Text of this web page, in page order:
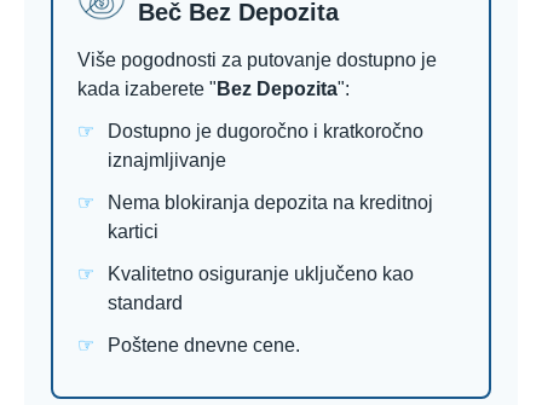
Beč Bez Depozita
Više pogodnosti za putovanje dostupno je
kada izaberete " Bez Depozita":
Dostupno je dugoročno i kratkoročno
iznajmljivanje
Nema blokiranja depozita na kreditnoj
kartici
Kvalitetno osiguranje uključeno kao
standard
Poštene dnevne cene.